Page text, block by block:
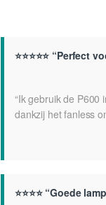
⭐⭐⭐⭐⭐
“Ik gebruik de P600
dankzij het fanless
⭐⭐⭐⭐ “Goede